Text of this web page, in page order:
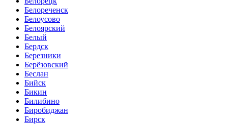
Белореченск
Белоусово
Белоярский
Белый
Бердск
Березники
Берёзовский
Беслан
Бийск
Бикин
Билибино
Биробиджан
Бирск